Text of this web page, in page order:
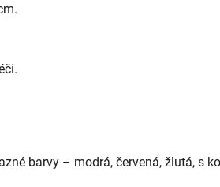
barvy – modrá, červená, žlutá, s